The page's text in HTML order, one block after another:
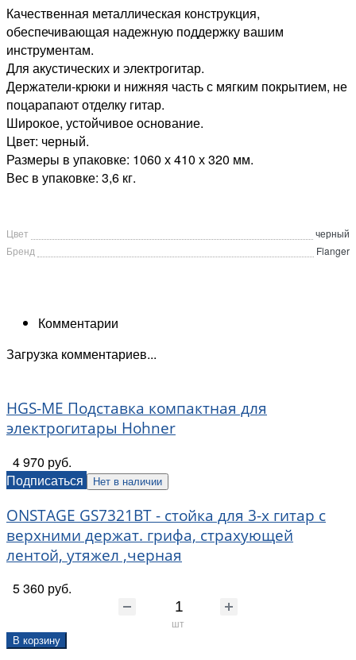
Качественная металлическая конструкция,
обеспечивающая надежную поддержку вашим
инструментам.
Для акустических и электрогитар.
Держатели-крюки и нижняя часть с мягким покрытием, не
поцарапают отделку гитар.
Широкое, устойчивое основание.
Цвет: черный.
Размеры в упаковке: 1060 х 410 х 320 мм.
Вес в упаковке: 3,6 кг.
Цвет
черный
Бренд
Flanger
Комментарии
Загрузка комментариев...
HGS-ME Подставка компактная для
электрогитары Hohner
4 970 руб.
Подписаться
Нет в наличии
ONSTAGE GS7321BT - стойка для 3-х гитар с
верхними держат. грифа, страхующей
лентой, утяжел ,черная
5 360 руб.
шт
В корзину